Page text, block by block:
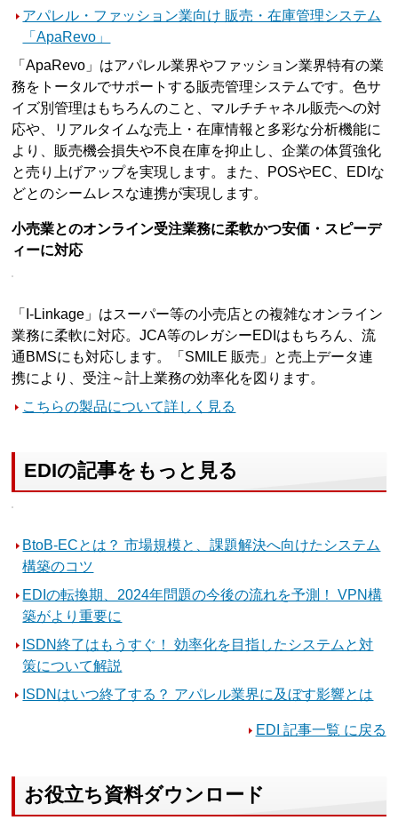
アパレル・ファッション業向け 販売・在庫管理システム
「ApaRevo」
「ApaRevo」はアパレル業界やファッション業界特有の業
務をトータルでサポートする販売管理システムです。色サ
イズ別管理はもちろんのこと、マルチチャネル販売への対
応や、リアルタイムな売上・在庫情報と多彩な分析機能に
より、販売機会損失や不良在庫を抑止し、企業の体質強化
と売り上げアップを実現します。また、POSやEC、EDIな
どとのシームレスな連携が実現します。
小売業とのオンライン受注業務に柔軟かつ安価・スピーデ
ィーに対応
「I-Linkage」はスーパー等の小売店との複雑なオンライン
業務に柔軟に対応。JCA等のレガシーEDIはもちろん、流
通BMSにも対応します。「SMILE 販売」と売上データ連
携により、受注～計上業務の効率化を図ります。
こちらの製品について詳しく見る
EDIの記事をもっと見る
BtoB-ECとは？ 市場規模と、課題解決へ向けたシステム
構築のコツ
EDIの転換期、2024年問題の今後の流れを予測！ VPN構
築がより重要に
ISDN終了はもうすぐ！ 効率化を目指したシステムと対
策について解説
ISDNはいつ終了する？ アパレル業界に及ぼす影響とは
EDI 記事一覧 に戻る
お役立ち資料ダウンロード